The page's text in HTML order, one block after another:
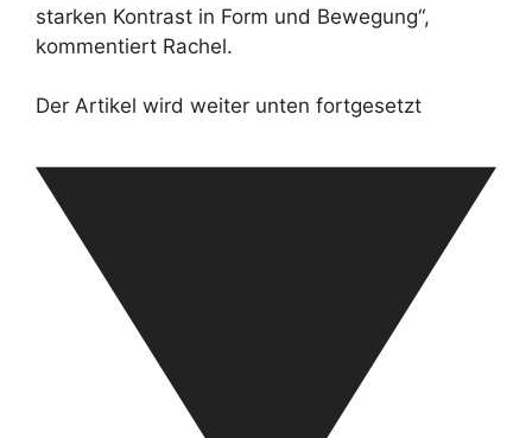
starken Kontrast in Form und Bewegung“,
kommentiert Rachel.
Der Artikel wird weiter unten fortgesetzt